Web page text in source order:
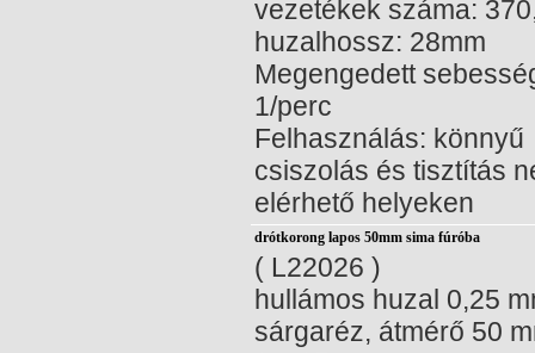
vezetékek száma:
huzalhossz: 28mm
Megengedett
1/perc
Felhasználás: könnyű
csiszolás és tisztítás
elérhető helyeken
drótkorong lapos 50mm sima fúróba
( L22026 )
hullámos huzal 0,25
sárgaréz, átmérő 50